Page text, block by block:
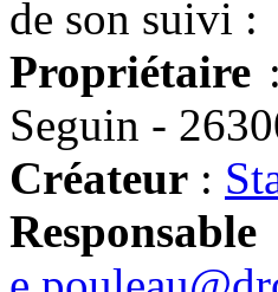
de son suivi :
Propriétaire
Seguin -
Créateur :